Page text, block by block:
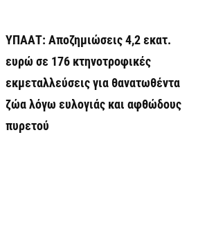
ΥΠΑΑΤ: Αποζημιώσεις 4,2 εκατ.
ευρώ σε 176 κτηνοτροφικές
εκμεταλλεύσεις για θανατωθέντα
ζώα λόγω ευλογιάς και αφθώδους
πυρετού